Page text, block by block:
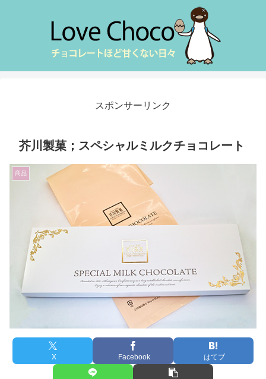
スポンサーリンク
芥川製菓；スペシャルミルクチョコレート
商品
X Facebook はてブ